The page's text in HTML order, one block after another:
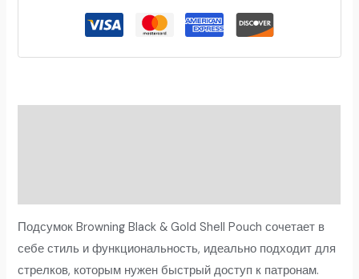
Подсумок Browning Black & Gold Shell Pouch сочетает в
себе стиль и функциональность, идеально подходит для
стрелков, которым нужен быстрый доступ к патронам.